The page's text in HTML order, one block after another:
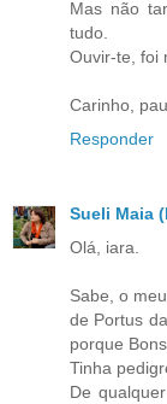
Mas não
tudo.
Ouvir-te, foi
Carinho,
Responder
Sueli Maia
Olá, iara.
Sabe, o
de Portus
porque
Tinha
De